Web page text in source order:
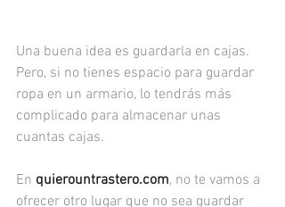
Una buena idea es guardarla en cajas.
Pero, si no tienes espacio para guardar
ropa en un armario, lo tendrás más
complicado para almacenar unas
cuantas cajas.
En quierountrastero.com, no te vamos a
ofrecer otro lugar que no sea guardar